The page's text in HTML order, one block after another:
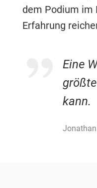
dem Podium im
Erfahrung
Eine
kann.